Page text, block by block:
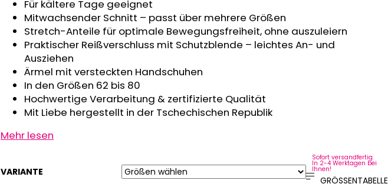
Für kältere Tage geeignet
Mitwachsender Schnitt – passt über mehrere Größen
Stretch-Anteile für optimale Bewegungsfreiheit, ohne auszuleiern
Praktischer Reißverschluss mit Schutzblende – leichtes An- und
Ausziehen
Ärmel mit versteckten Handschuhen
In den Größen 62 bis 80
Hochwertige Verarbeitung & zertifizierte Qualität
Mit Liebe hergestellt in der Tschechischen Republik
Mehr lesen
VARIANTE
Sofort versandfertig.
In 2-4 Werktagen bei
Ihnen!
GRÖSSENTABELLE
€24,90